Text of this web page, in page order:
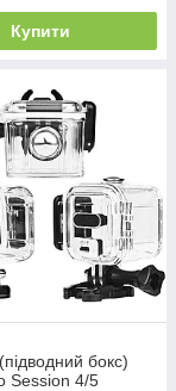
Купити
бокс)
Session 4/5